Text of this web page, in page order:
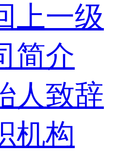
上一级
简介
人致辞
机构